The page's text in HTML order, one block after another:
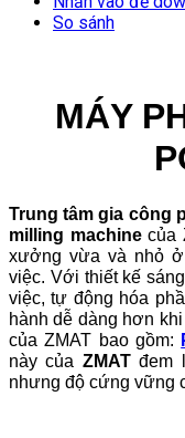
So sánh
MÁY
Trung tâm gia công
milling machinecủa
xưởng vừa và nhỏ
việc. Với thiết kế
việc, tự động hóa
hành dễ dàng hơn
của ZMAT bao gồm:
này của ZMATđem
nhưng độ cứng vững